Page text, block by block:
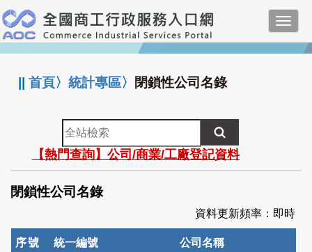
跳
到
主
要
:::
||首頁〉統計專區〉 閉鎖性公司名錄
全
站
檢
索
【熱門查詢】公司/商業/工廠登記資料
閉鎖性公司名錄
資料更新頻率：即時
序號 統一編號 公司名稱